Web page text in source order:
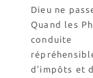
Dieu ne
Quand les
conduite
d’impôts et